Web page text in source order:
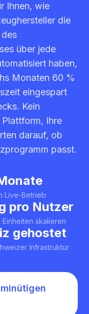
Ihnen, wie
die
über jede
haben,
Monaten 60 %
eingespart
Kein
Ihre
darauf, ob
passt.
Live-Betrieb
pro Nutzer
skalieren
gehostet
Infrastruktur